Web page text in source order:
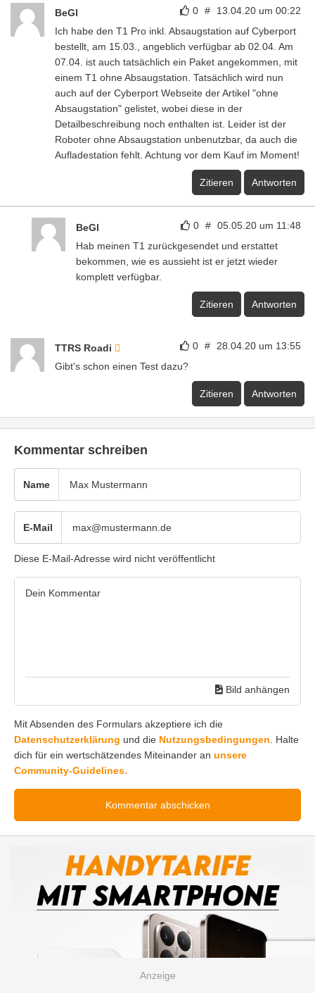
0 # 13.04.20 um 00:22
BeGl
Ich habe den T1 Pro inkl. Absaugstation auf Cyberport
bestellt, am 15.03., angeblich verfügbar ab 02.04. Am
07.04. ist auch tatsächlich ein Paket angekommen, mit
einem T1 ohne Absaugstation. Tatsächlich wird nun
auch auf der Cyberport Webseite der Artikel "ohne
Absaugstation" gelistet, wobei diese in der
Detailbeschreibung noch enthalten ist. Leider ist der
Roboter ohne Absaugstation unbenutzbar, da auch die
Aufladestation fehlt. Achtung vor dem Kauf im Moment!
Zitieren Antworten
0 # 05.05.20 um 11:48
BeGl
Hab meinen T1 zurückgesendet und erstattet
bekommen, wie es aussieht ist er jetzt wieder
komplett verfügbar.
Zitieren Antworten
0 # 28.04.20 um 13:55
TTRS Roadi
Gibt's schon einen Test dazu?
Zitieren Antworten
Kommentar schreiben
Name
E-Mail
Diese E-Mail-Adresse wird nicht veröffentlicht
Bild anhängen
Mit Absenden des Formulars akzeptiere ich die
Datenschutzerklärung und die Nutzungsbedingungen . Halte
dich für ein wertschätzendes Miteinander an unsere
Community-Guidelines.